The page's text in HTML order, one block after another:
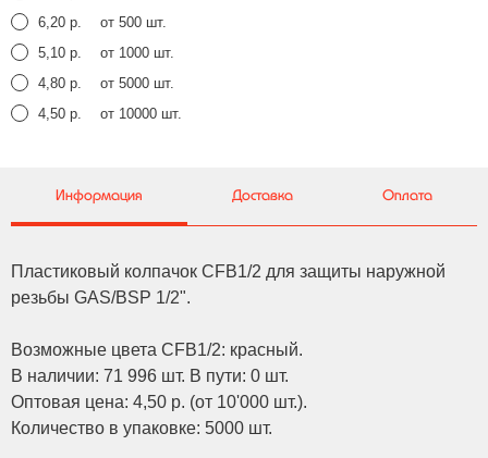
6,20 р.
от 500 шт.
5,10 р.
от 1000 шт.
4,80 р.
от 5000 шт.
4,50 р.
от 10000 шт.
Информация Доставка Оплата
Пластиковый колпачок CFB1/2 для защиты наружной
резьбы GAS/BSP 1/2".
Возможные цвета CFB1/2: красный.
В наличии: 71 996 шт. В пути: 0 шт.
Оптовая цена: 4,50 р. (от 10'000 шт.).
Количество в упаковке: 5000 шт.